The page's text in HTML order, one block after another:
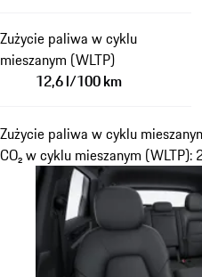
Zużycie paliwa w cyklu
mieszanym (WLTP)
12,6 l/100 km
Zużycie paliwa w cyklu
CO₂ w cyklu mieszanym